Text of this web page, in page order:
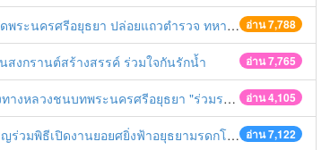
อ่าน 7,788
ยา ปล่อยแถวตำรวจ ทหาร ฝ่ายปกครอง กว่า 100 นาย ตรวจเข้มท่ารถสาธารณะ สถานีขนส่งรถโดยสาร วินรถตู้ และสถานีรถไฟ เตรียมรับมือเทศกาลสงกรานต์
อ่าน 7,765
สงกรานต์สร้างสรรค์ ร่วมใจกันรักน้ำ
อ่าน 4,105
งชนบทพระนครศรีอยุธยา "ร่วมรณรงค์ ขับช้า เปิดไฟหน้า คาดเข็มขัด" เทศกาลสงกรานต์ ปี 2561
อ่าน 7,122
ร่วมพิธีเปิดงานยอยศยิ่งฟ้าอยุธยามรดกโลก